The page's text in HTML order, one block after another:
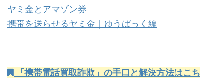
ヤミ金とアマゾン券
携帯を送らせるヤミ金｜ゆうぱっく編
「携帯電話買取詐欺」の手口と解決方法はこち